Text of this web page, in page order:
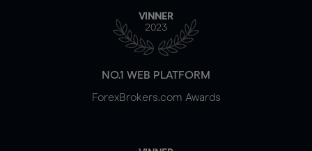
VINNER
2023
NO.1 WEB PLATFORM
ForexBrokers.com Awards